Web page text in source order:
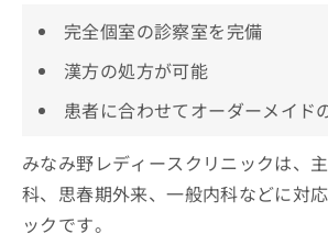
完全個室の診察室を完備
漢方の処方が可能
患者に合わせてオーダーメイド
みなみ野レディースクリニックは、
科、思春期外来、一般内科などに対
ックです。